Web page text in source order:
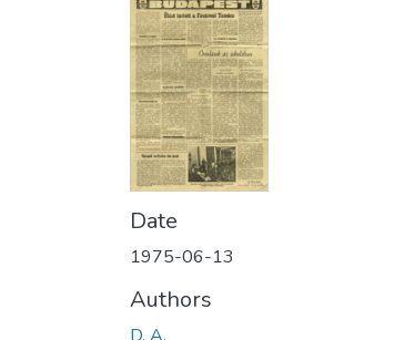
Date
1975-06-13
Authors